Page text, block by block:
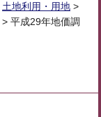
土地利用・用地 >
> 平成29年地価調